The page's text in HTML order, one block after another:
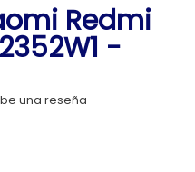
Redmi
-
una reseña